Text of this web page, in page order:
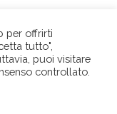
& PARTNERS •
• TEL +39 02
per offrirti
tutto",
puoi visitare
controllato.